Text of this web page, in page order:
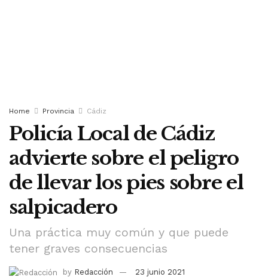
Home Provincia Cádiz
Policía Local de Cádiz
advierte sobre el peligro
de llevar los pies sobre el
salpicadero
Una práctica muy común y que puede
tener graves consecuencias
by Redacción
23 junio 2021